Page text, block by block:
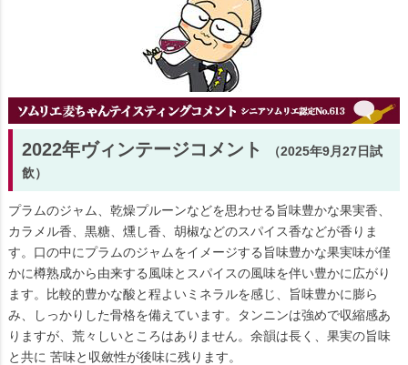
2022年ヴィンテージコメント
（2025年9月27日試
飲）
プラムのジャム、乾燥プルーンなどを思わせる旨味豊かな果実香、
カラメル香、黒糖、燻し香、胡椒などのスパイス香などが香りま
す。口の中にプラムのジャムをイメージする旨味豊かな果実味が僅
かに樽熟成から由来する風味とスパイスの風味を伴い豊かに広がり
ます。比較的豊かな酸と程よいミネラルを感じ、旨味豊かに膨ら
み、しっかりした骨格を備えています。タンニンは強めで収縮感あ
りますが、荒々しいところはありません。余韻は長く、果実の旨味
と共に 苦味と収斂性が後味に残ります。